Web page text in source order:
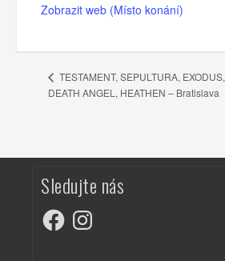
Zobrazit web (Místo konání)
TESTAMENT, SEPULTURA, EXODUS,
DEATH ANGEL, HEATHEN – Bratislava
Sledujte nás
FacebookInstagram